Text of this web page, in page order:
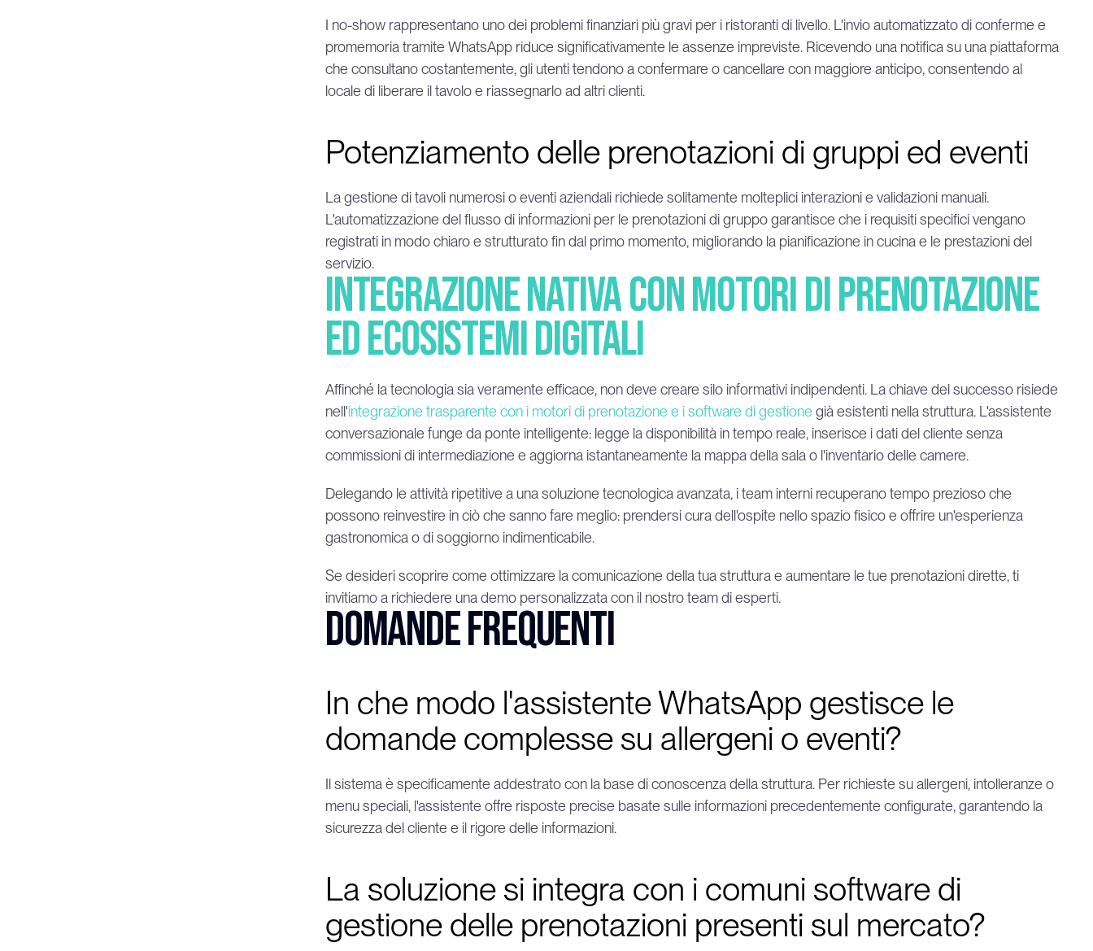
I no-show rappresentano uno dei problemi finanziari più gravi per i ristoranti di livello. L'invio automatizzato di conferme e
promemoria tramite WhatsApp riduce significativamente le assenze impreviste. Ricevendo una notifica su una piattaforma
che consultano costantemente, gli utenti tendono a confermare o cancellare con maggiore anticipo, consentendo al
locale di liberare il tavolo e riassegnarlo ad altri clienti.
Potenziamento delle prenotazioni di gruppi ed eventi
La gestione di tavoli numerosi o eventi aziendali richiede solitamente molteplici interazioni e validazioni manuali.
L'automatizzazione del flusso di informazioni per le prenotazioni di gruppo garantisce che i requisiti specifici vengano
registrati in modo chiaro e strutturato fin dal primo momento, migliorando la pianificazione in cucina e le prestazioni del
servizio.
Integrazione nativa con motori di prenotazione
ed ecosistemi digitali
Affinché la tecnologia sia veramente efficace, non deve creare silo informativi indipendenti. La chiave del successo risiede
nell'integrazione trasparente con i motori di prenotazione e i software di gestione già esistenti nella struttura. L'assistente
conversazionale funge da ponte intelligente: legge la disponibilità in tempo reale, inserisce i dati del cliente senza
commissioni di intermediazione e aggiorna istantaneamente la mappa della sala o l'inventario delle camere.
Delegando le attività ripetitive a una soluzione tecnologica avanzata, i team interni recuperano tempo prezioso che
possono reinvestire in ciò che sanno fare meglio: prendersi cura dell'ospite nello spazio fisico e offrire un'esperienza
gastronomica o di soggiorno indimenticabile.
Se desideri scoprire come ottimizzare la comunicazione della tua struttura e aumentare le tue prenotazioni dirette, ti
invitiamo a richiedere una demo personalizzata con il nostro team di esperti.
Domande frequenti
In che modo l'assistente WhatsApp gestisce le
domande complesse su allergeni o eventi?
Il sistema è specificamente addestrato con la base di conoscenza della struttura. Per richieste su allergeni, intolleranze o
menu speciali, l'assistente offre risposte precise basate sulle informazioni precedentemente configurate, garantendo la
sicurezza del cliente e il rigore delle informazioni.
La soluzione si integra con i comuni software di
gestione delle prenotazioni presenti sul mercato?